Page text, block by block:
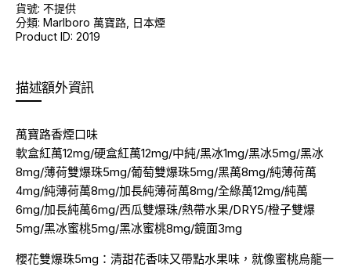
貨號: 不提供
分類: Marlboro 萬寶路 日本煙
Product ID: 2019
描述額外資訊
萬寶路香煙口味
軟盒紅萬12mg/硬盒紅萬12mg/中純/黑冰1mg/黑冰5mg/黑冰
8mg/薄荷雙爆珠5mg/葡萄雙爆珠5mg/黑萬8mg/純薄荷萬
4mg/純薄荷萬8mg/加長純薄荷萬8mg/全綠萬12mg/純萬
6mg/加長純萬6mg/西瓜雙爆珠/熱帶水果/DRY5/橙子雙爆
5mg/黑冰蜜桃5mg/黑冰蜜桃8mg/鏡面3mg
櫻花雙爆珠5mg：清甜花香味又帶點水果味，就像蜜桃烏龍一